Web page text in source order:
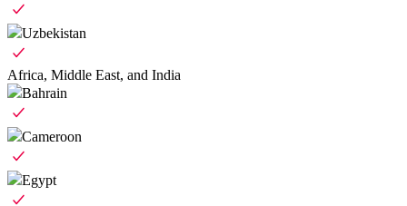
Uzbekistan
Africa, Middle East, and India
Bahrain
Cameroon
Egypt